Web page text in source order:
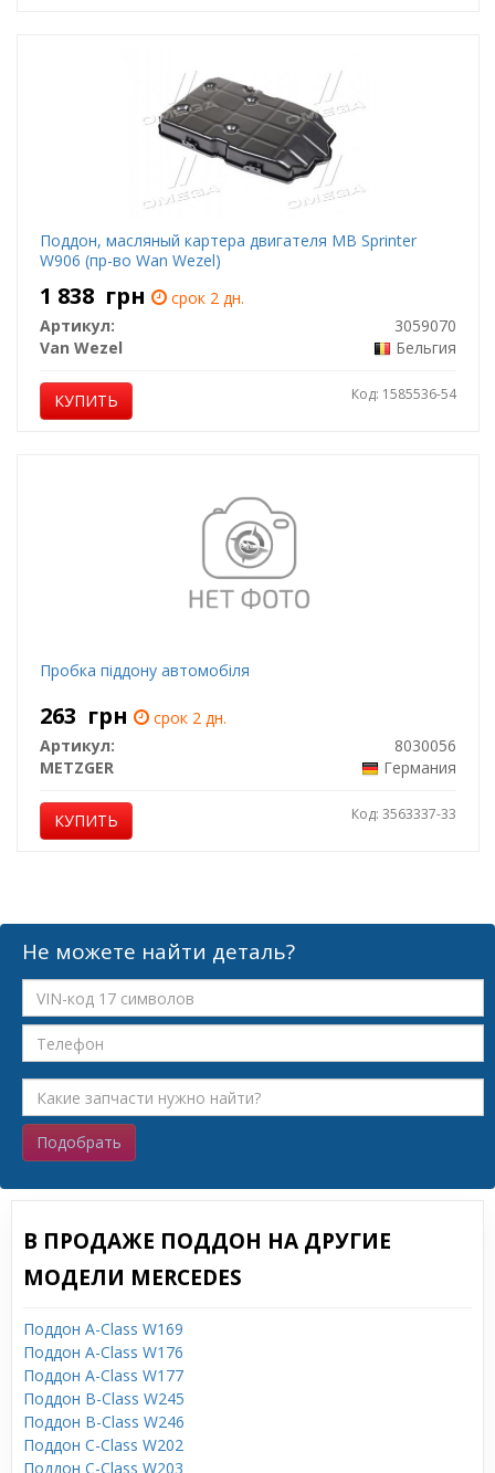
Поддон, масляный картера двигателя MB Sprinter
W906 (пр-во Wan Wezel)
1 838 грн
срок 2 дн.
Артикул:
3059070
Van Wezel
Бельгия
КУПИТЬ Код: 1585536-54
Пробка піддону автомобіля
263 грн
срок 2 дн.
Артикул:
8030056
METZGER
Германия
КУПИТЬ Код: 3563337-33
Не можете найти деталь?
Подобрать
В ПРОДАЖЕ ПОДДОН НА ДРУГИЕ
МОДЕЛИ MERCEDES
Поддон A-Class W169
Поддон A-Class W176
Поддон A-Class W177
Поддон B-Class W245
Поддон B-Class W246
Поддон C-Class W202
Поддон C-Class W203